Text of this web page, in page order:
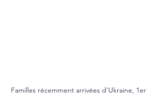
Familles récemment arrivées d’Ukraine, 1er